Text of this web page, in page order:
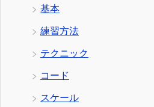
基本
練習方法
テクニック
コード
スケール